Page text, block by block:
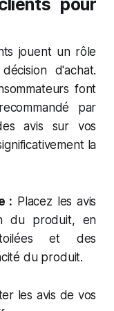
pour
jouent un rôle
d'achat.
font
par
avis sur vos
la
: Placez les avis
du produit, en
et des
du produit.
les avis de vos